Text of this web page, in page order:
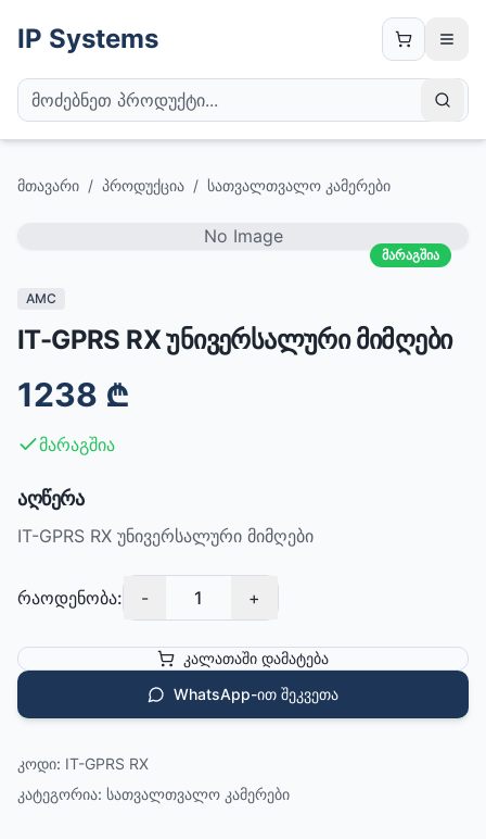
IP Systems
მთავარი / პროდუქცია / სათვალთვალო კამერები
No Image
მარაგშია
AMC
IT-GPRS RX უნივერსალური მიმღები
1238 ₾
მარაგშია
აღწერა
IT-GPRS RX უნივერსალური მიმღები
რაოდენობა: - 1 +
კალათაში დამატება
WhatsApp-ით შეკვეთა
კოდი: IT-GPRS RX
კატეგორია: სათვალთვალო კამერები